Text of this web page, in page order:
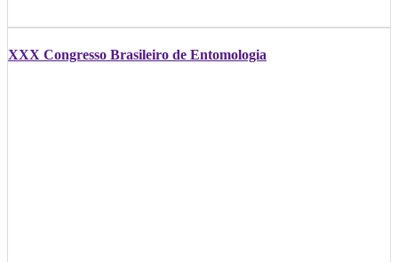
XXX Congresso Brasileiro de Entomologia